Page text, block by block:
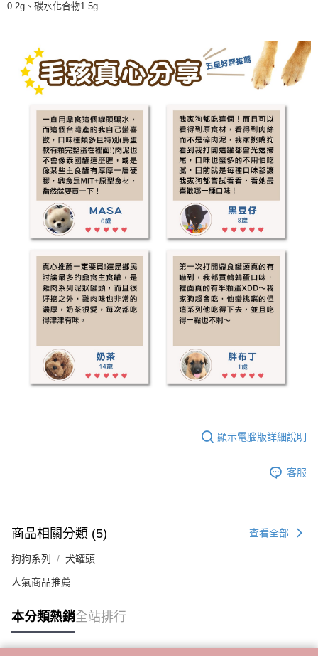
0.2g、碳水化合物1.5g
顯示電腦版詳細說明
客服
商品相關分類 (5) 查看全部
狗狗系列 犬罐頭
人氣商品推薦
本分類熱銷全站排行